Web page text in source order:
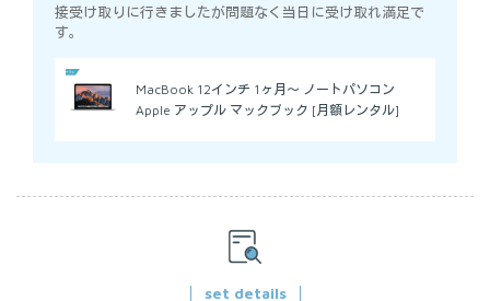
接受け取りに行きましたが問題なく当日に受け取れ満足で
す。
MacBook 12インチ 1ヶ月～ ノートパソコン
Apple アップル マックブック [月額レンタル]
set details